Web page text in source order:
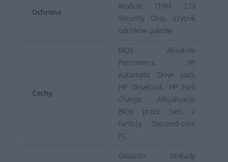
Ochrona
Module (TPM 2.0)
Security Chip, czytnik
odcisków palców
Cechy
BIOS Absolute
Persistence, HP
Automatic Drive Lock,
HP DriveLock, HP Fast
Charge, Aktualizacja
BIOS przez Sieć, z
funkcją Secured-core
PC
Gniazdo blokady